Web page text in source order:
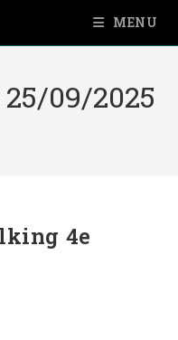
MENU
09/2025
4e